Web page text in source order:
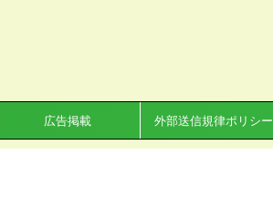
広告掲載 外部送信規律ポリシー